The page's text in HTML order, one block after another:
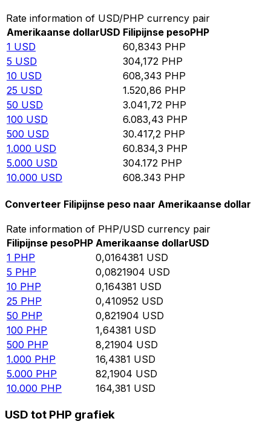
Rate information of USD/PHP currency pair
Amerikaanse dollarUSD Filipijnse pesoPHP
1 USD 60,8343 PHP
5 USD 304,172 PHP
10 USD 608,343 PHP
25 USD 1.520,86 PHP
50 USD 3.041,72 PHP
100 USD 6.083,43 PHP
500 USD 30.417,2 PHP
1.000 USD 60.834,3 PHP
5.000 USD 304.172 PHP
10.000 USD 608.343 PHP
Converteer Filipijnse peso naar Amerikaanse dollar
Rate information of PHP/USD currency pair
Filipijnse pesoPHP Amerikaanse dollarUSD
1 PHP 0,0164381 USD
5 PHP 0,0821904 USD
10 PHP 0,164381 USD
25 PHP 0,410952 USD
50 PHP 0,821904 USD
100 PHP 1,64381 USD
500 PHP 8,21904 USD
1.000 PHP 16,4381 USD
5.000 PHP 82,1904 USD
10.000 PHP 164,381 USD
USD tot PHP grafiek